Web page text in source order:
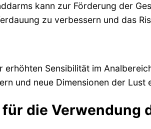
kann zur Förderung der
zu verbessern und das
Sensibilität im
und neue Dimensionen der Lust
die Verwendung